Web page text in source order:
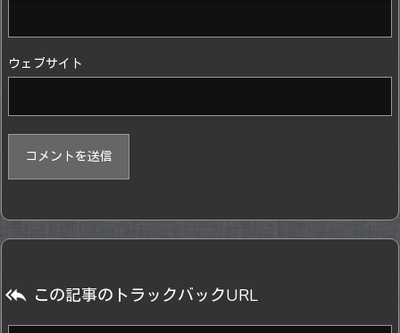
ウェブサイト
 この記事のトラックバックURL